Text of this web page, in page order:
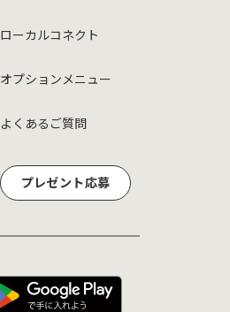
ローカルコネクト
オプションメニュー
よくあるご質問
プレゼント応募